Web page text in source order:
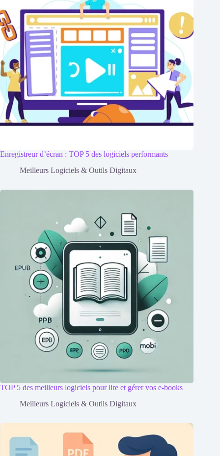
Enregistreur d’écran : TOP 5 des logiciels performants
Meilleurs Logiciels & Outils Digitaux
TOP 5 des meilleurs logiciels pour lire et gérer vos e-books
Meilleurs Logiciels & Outils Digitaux